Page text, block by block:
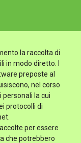
la raccolta di
in modo diretto. I
preposte al
nel corso
personali la cui
protocolli di
per essere
che potrebbero